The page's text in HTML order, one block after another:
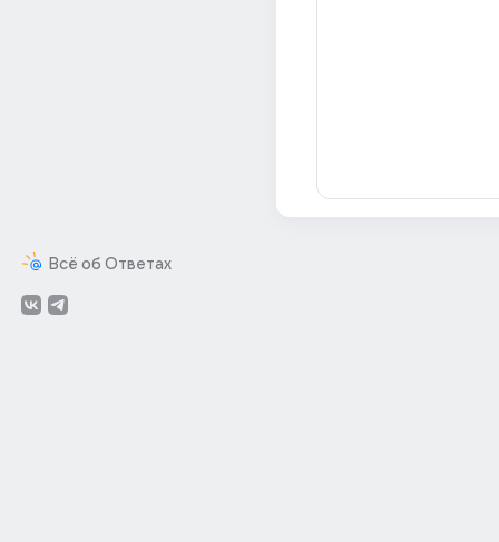
Всё об Ответах